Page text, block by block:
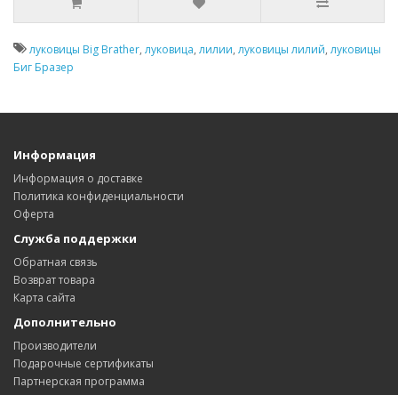
луковицы Big Brather, луковица, лилии, луковицы лилий, луковицы
Биг Бразер
Информация
Информация о доставке
Политика конфиденциальности
Оферта
Служба поддержки
Обратная связь
Возврат товара
Карта сайта
Дополнительно
Производители
Подарочные сертификаты
Партнерская программа